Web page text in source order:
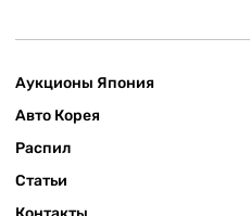
Аукционы Япония
Авто Корея
Распил
Статьи